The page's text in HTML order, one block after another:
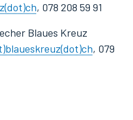
, 078 208 59 91
Blaues Kreuz
, 079